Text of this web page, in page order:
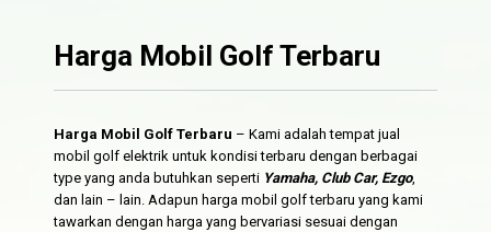
Harga Mobil Golf Terbaru
Harga Mobil Golf Terbaru – Kami adalah tempat jual
mobil golf elektrik untuk kondisi terbaru dengan berbagai
type yang anda butuhkan seperti Yamaha, Club Car, Ezgo,
dan lain – lain. Adapun harga mobil golf terbaru yang kami
tawarkan dengan harga yang bervariasi sesuai dengan